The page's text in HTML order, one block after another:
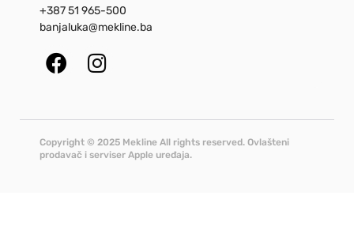
+387 51 965-500
banjaluka@mekline.ba
Copyright © 2025 Mekline All rights reserved. Ovlašteni
prodavač i serviser Apple uređaja.